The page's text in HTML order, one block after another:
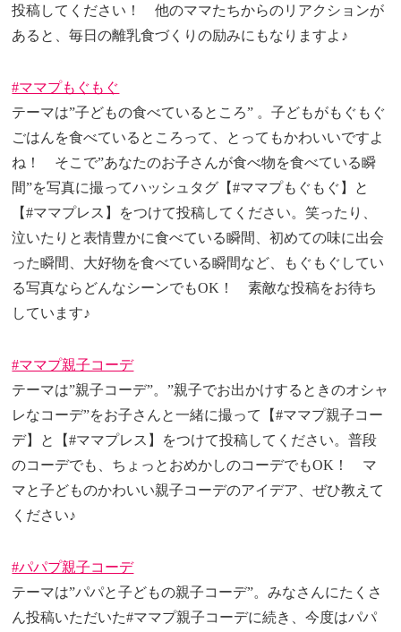
投稿してください！ 他のママたちからのリアクションが
あると、毎日の離乳食づくりの励みにもなりますよ♪
#ママプもぐもぐ
テーマは”子どもの食べているところ” 。子どもがもぐもぐ
ごはんを食べているところって、とってもかわいいですよ
ね！ そこで”あなたのお子さんが食べ物を食べている瞬
間”を写真に撮ってハッシュタグ【#ママプもぐもぐ】と
【#ママプレス】をつけて投稿してください。笑ったり、
泣いたりと表情豊かに食べている瞬間、初めての味に出会
った瞬間、大好物を食べている瞬間など、もぐもぐしてい
る写真ならどんなシーンでもOK！ 素敵な投稿をお待ち
しています♪
#ママプ親子コーデ
テーマは”親子コーデ”。”親子でお出かけするときのオシャ
レなコーデ”をお子さんと一緒に撮って【#ママプ親子コー
デ】と【#ママプレス】をつけて投稿してください。普段
のコーデでも、ちょっとおめかしのコーデでもOK！ マ
マと子どものかわいい親子コーデのアイデア、ぜひ教えて
ください♪
#パパプ親子コーデ
テーマは”パパと子どもの親子コーデ”。みなさんにたくさ
ん投稿いただいた#ママプ親子コーデに続き、今度はパパ